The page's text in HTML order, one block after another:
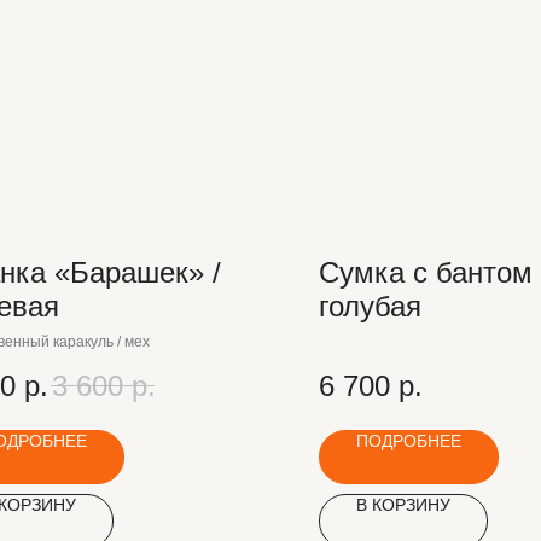
«Барашек» /
каракуль / мех
р.3 600 р.
Сумка с бантом
голубая
6 700 р.
ПОДРОБНЕЕ
В КОРЗИНУ